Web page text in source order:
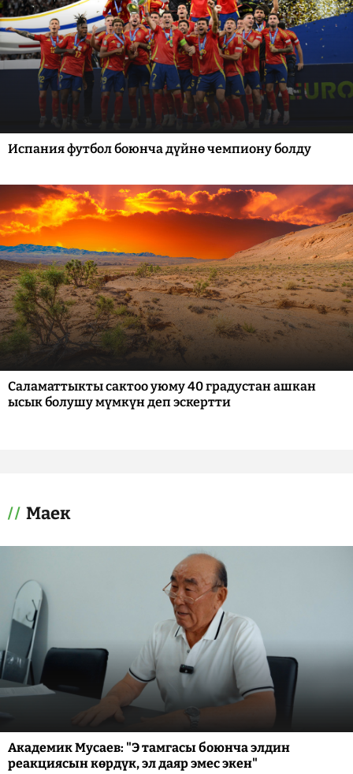
Испания футбол боюнча дүйнө чемпиону болду
Саламаттыкты сактоо уюму 40 градустан ашкан
ысык болушу мүмкүн деп эскертти
Маек
Академик Мусаев: "Э тамгасы боюнча элдин
реакциясын көрдүк, эл даяр эмес экен"